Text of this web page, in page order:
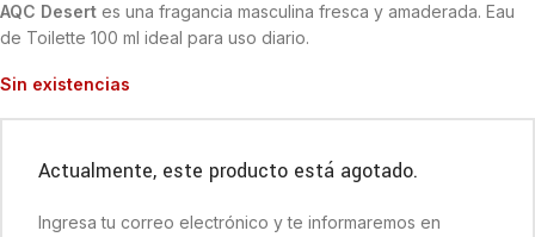
AQC Desert es una fragancia masculina fresca y amaderada. Eau
de Toilette 100 ml ideal para uso diario.
Sin existencias
Actualmente, este producto está agotado.
Ingresa tu correo electrónico y te informaremos en